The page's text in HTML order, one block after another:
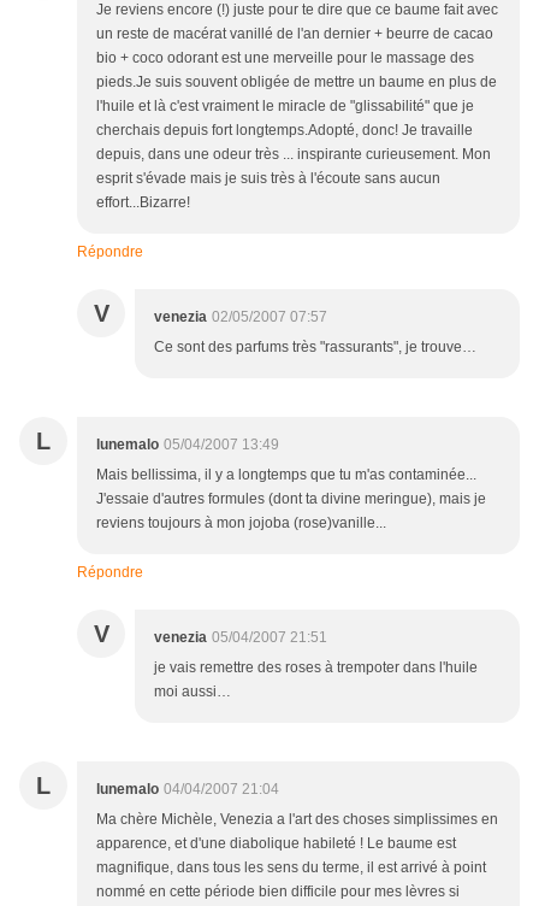
Je reviens encore (!) juste pour te dire que ce baume fait avec
un reste de macérat vanillé de l'an dernier + beurre de cacao
bio + coco odorant est une merveille pour le massage des
pieds.Je suis souvent obligée de mettre un baume en plus de
l'huile et là c'est vraiment le miracle de "glissabilité" que je
cherchais depuis fort longtemps.Adopté, donc! Je travaille
depuis, dans une odeur très ... inspirante curieusement. Mon
esprit s'évade mais je suis très à l'écoute sans aucun
effort...Bizarre!
Répondre
V venezia 02/05/2007 07:57
Ce sont des parfums très "rassurants", je trouve…
L lunemalo 05/04/2007 13:49
Mais bellissima, il y a longtemps que tu m'as contaminée...
J'essaie d'autres formules (dont ta divine meringue), mais je
reviens toujours à mon jojoba (rose)vanille...
Répondre
V venezia 05/04/2007 21:51
je vais remettre des roses à trempoter dans l'huile
moi aussi…
L lunemalo 04/04/2007 21:04
Ma chère Michèle, Venezia a l'art des choses simplissimes en
apparence, et d'une diabolique habileté ! Le baume est
magnifique, dans tous les sens du terme, il est arrivé à point
nommé en cette période bien difficile pour mes lèvres si